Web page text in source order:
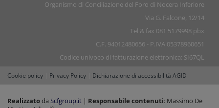
Organismo di Conciliazione del Foro di Nocera Inferiore
Via G. Falcone, 12/14
Tel & fax 081 5179998 pbx
C.F. 94012480656 - P.IVA 05378960651
Codice univoco di fatturazione elettronica: SI67QL
Cookie policy Privacy Policy Dichiarazione di accessibilità AGID
Realizzatoda Scfgroup.it | Responsabile contenuti: Massimo De